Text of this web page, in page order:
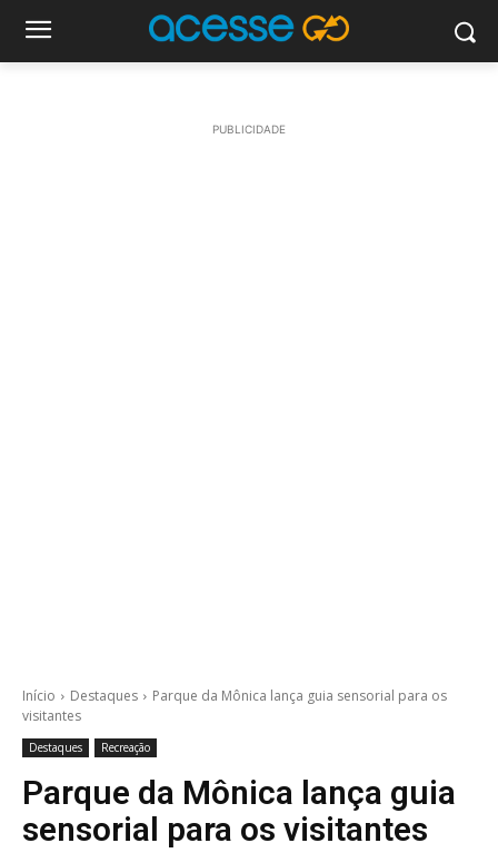
PUBLICIDADE
Início Destaques
Parque da Mônica lança guia sensorial para os
visitantes
Destaques Recreação
Parque da Mônica lança guia
sensorial para os visitantes